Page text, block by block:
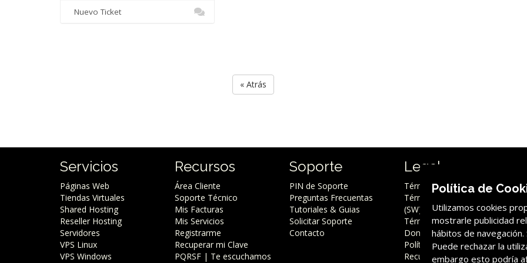
« Atrás
Nuevo Ticket
Servicios
Páginas Web
Tiendas Virtuales
Shared Hosting
Reseller Hosting
Servidores
VPS Linux
VPS Windows
Recursos
Área Cliente
Soporte Técnico
Mis Facturas
Mis Servicios
Registrarme
Recuperar mi Clave
PQRSF | Te escuchamos
Soporte
PIN de Soporte
Preguntas Frecuentas
Tutoriales & Guias
Solicitar Soporte
Contacto
Legal
Términos y Condiciones
Términos y Condiciones
(SW)
Términos y Condiciones
Dominios
Política de Uso de
Recursos
Política de
Utilizamos cookies
mostrarle publicidad
hábitos de
Puede rechazar la
embargo esto podría